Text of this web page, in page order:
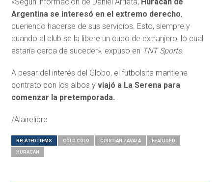
Argentina se interesó en el extremo derecho,
queriendo hacerse de sus servicios. Esto, siempre y
cuando al club se la libere un cupo de extranjero, lo cual
estaría cerca de suceder», expuso en TNT Sports.
A pesar del interés del Globo, el futbolsita mantiene
contrato con los albos y viajó a La Serena para
comenzar la pretemporada.
/Alairelibre
RELATED ITEMS COLO COLO CRISTIAN ZAVALA FEATURED
HURACAN